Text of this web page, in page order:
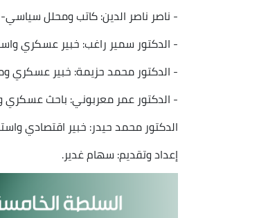
- ناصر ناصر الدين: كاتب ومحلل
- الدكتور سمير راغب: خبير عسكري
- الدكتور محمد حزيمة: خبير عسكري
- الدكتور عمر معربوني: باحث
الدكتور محمد حيدر: خبير اقتصادي
إعداد وتقديم: سهام غدير.